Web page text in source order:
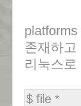
존재하고
리눅스
$ file *